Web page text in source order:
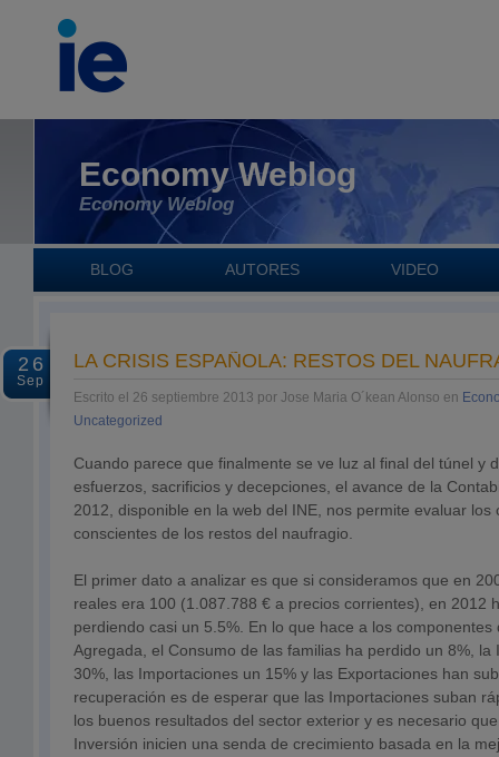
Economy Weblog
Economy Weblog
BLOG AUTORES VIDEO
26
Sep
LA CRISIS ESPAÑOLA: RESTOS DEL
Escrito el 26 septiembre 2013 por Jose Maria O´kean Alonso en
Uncategorized
Cuando parece que finalmente se ve luz al final del túnel y
esfuerzos, sacrificios y decepciones, el avance de la
2012, disponible en la web del INE, nos permite evaluar los
conscientes de los restos del naufragio.
El primer dato a analizar es que si consideramos que en
reales era 100 (1.087.788 € a precios corrientes), en 2012
perdiendo casi un 5.5%. En lo que hace a los componentes
Agregada, el Consumo de las familias ha perdido un 8%, la
30%, las Importaciones un 15% y las Exportaciones han
recuperación es de esperar que las Importaciones suban
los buenos resultados del sector exterior y es necesario
Inversión inicien una senda de crecimiento basada en la